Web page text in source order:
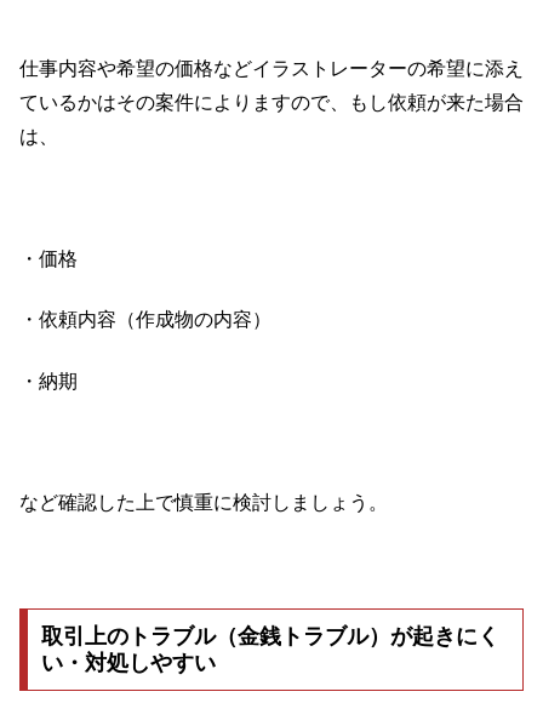
仕事内容や希望の価格などイラストレーターの希望に添え
ているかはその案件によりますので、もし依頼が来た場合
は、
・価格
・依頼内容（作成物の内容）
・納期
など確認した上で慎重に検討しましょう。
取引上のトラブル（金銭トラブル）が起きにく
い・対処しやすい